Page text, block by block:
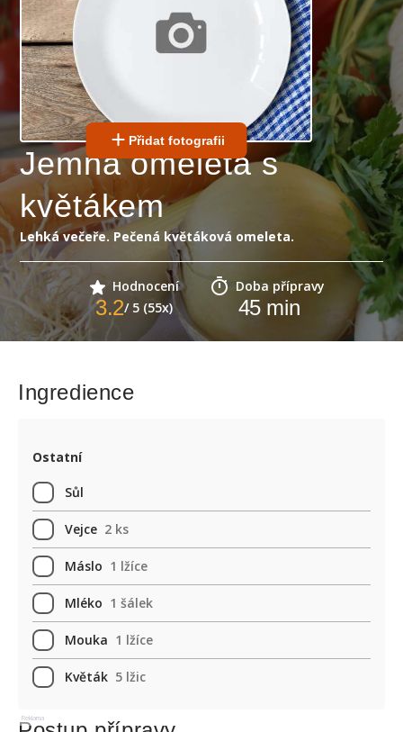
Přidat fotografii
Jemná omeleta s
květákem
Lehká večeře. Pečená květáková omeleta.
Hodnocení
3.2/ 5 (55x)
Doba přípravy
45min
Ingredience
Ostatní
Sůl
Vejce 2 ks
Máslo 1 lžíce
Mléko 1 šálek
Mouka 1 lžíce
Květák 5 lžic
Reklama